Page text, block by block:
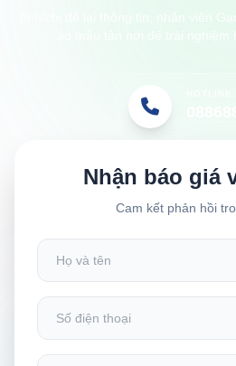
Nhận báo giá
Cam kết phản hồi